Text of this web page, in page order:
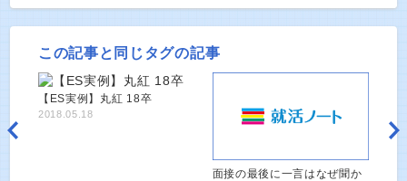
この記事と同じタグの記事
【ES実例】丸紅 18卒
2018.05.18
面接の最後に一言はなぜ聞か